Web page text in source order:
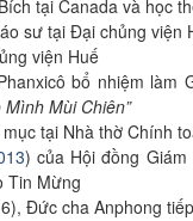
tại Canada và học
sư tại Đại chủng viện
viện Huế
bổ nhiệm
Mình Mùi Chiên”
tại Nhà thờ Chính
) của Hội đồng
Tin Mừng
Đức cha Anphong